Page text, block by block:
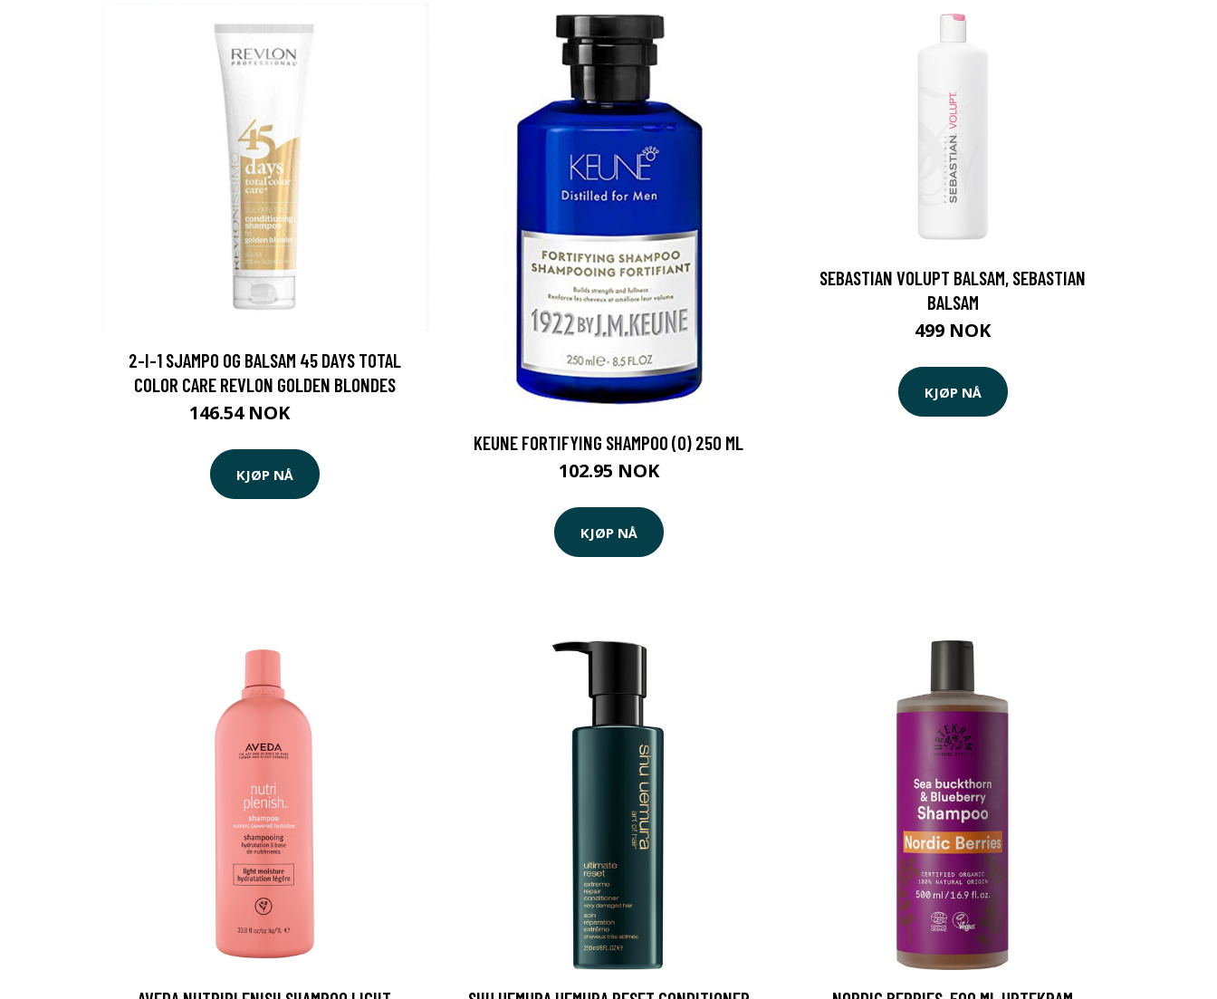
2-I-1 SJAMPO OG BALSAM 45 DAYS TOTAL
COLOR CARE REVLON GOLDEN BLONDES
146.54 NOK
KJØP NÅ
KEUNE FORTIFYING SHAMPOO (O) 250 ML
102.95 NOK
KJØP NÅ
SEBASTIAN VOLUPT BALSAM, SEBASTIAN
BALSAM
499 NOK
KJØP NÅ